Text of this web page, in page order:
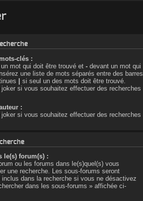
clés :
mot qui doit être trouvé et- devant un mot qui
une liste de mots séparés entre des barres
| si seul un des mots doit être trouvé.
si vous souhaitez effectuer des recherches
:
si vous souhaitez effectuer des recherches
le(s) forum(s) :
ou les forums dans le(s)quel(s) vous
une recherche. Les sous-forums seront
inclus dans la recherche si vous ne désactivez
dans les sous-forums » affichée ci-